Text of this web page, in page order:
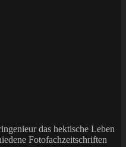
das hektische Leben
Fotofachzeitschriften